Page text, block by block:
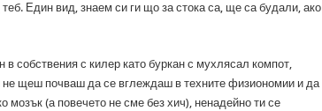
Един вид, знаем си ги що за стока са, ще са будали, ако
в собствения с килер като буркан с мухлясал компот,
не щеш почваш да се вглеждаш в техните физиономии и да
(а повечето не сме без хич), ненадейно ти се